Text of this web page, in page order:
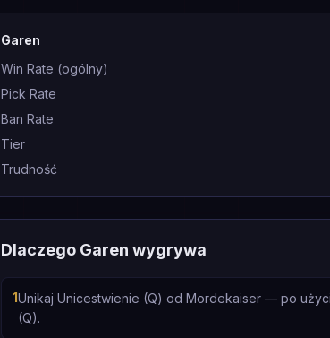
Garen
Win Rate (ogólny)
Pick Rate
Ban Rate
Tier
Trudność
Dlaczego Garen wygrywa
1Unikaj Unicestwienie (Q) od Mordekaiser — po
(Q).